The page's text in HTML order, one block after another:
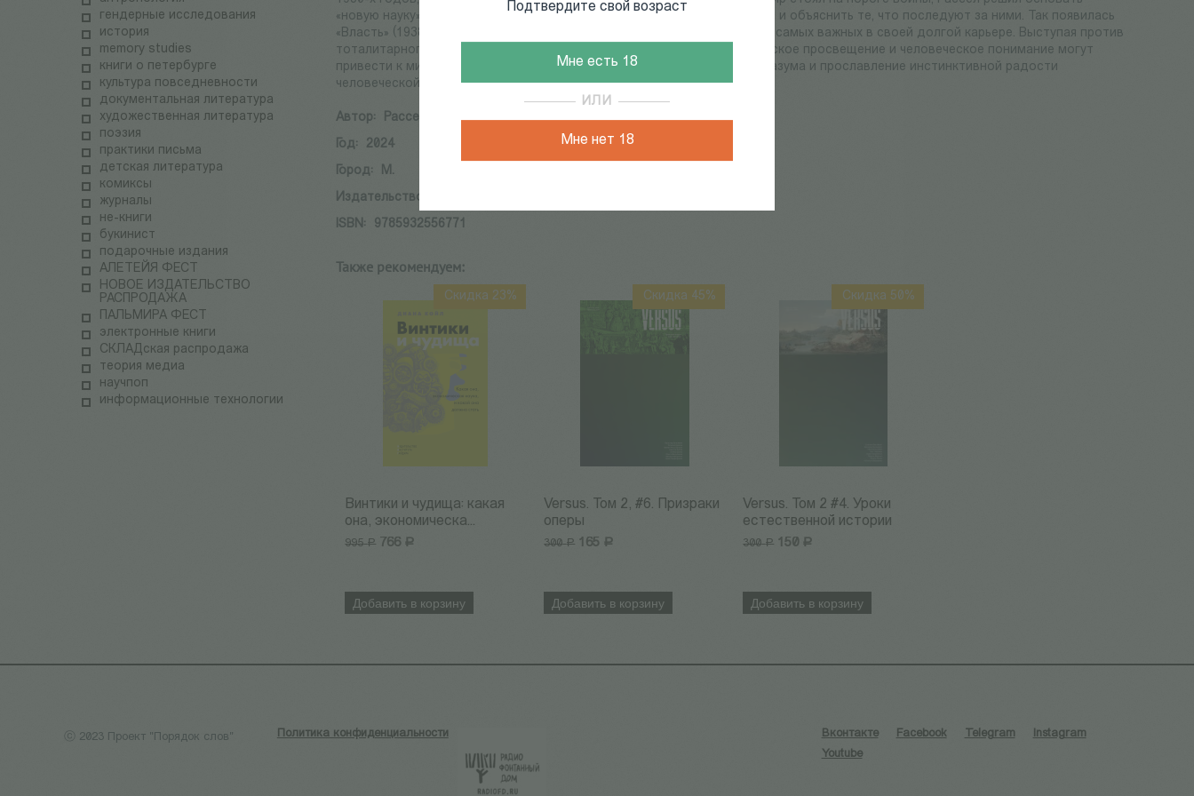
Подтвердите свой возраст
Мне есть 18
ИЛИ
Мне нет 18
гендерные исследования
история
memory studies
книги о петербурге
культура повседневности
документальная литература
художественная литература
поэзия
практики письма
детская литература
комиксы
журналы
не-книги
букинист
подарочные издания
АЛЕТЕЙЯ ФЕСТ
НОВОЕ ИЗДАТЕЛЬСТВО
РАСПРОДАЖА
ПАЛЬМИРА ФЕСТ
электронные книги
СКЛАДская распродажа
теория медиа
научпоп
информационные технологии
«новую науку», чтобы осмыслить травмирующие события того времени и объяснить те, что последуют за ними. Так появилась
«Власть» (1938), замечательная книга, которую Рассел считал одной из самых важных в своей долгой карьере. Выступая против
тоталитарного стремления к господству, он показывает, как политическое просвещение и человеческое понимание могут
привести к миру. Его книга – это страстный призыв к независимости разума и прославление инстинктивной радости
человеческой жизни.
Автор:
Рассел Б.
Год:
2024
Город:
М.
Издательство:
ISBN:
9785932556771
Также рекомендуем:
Скидка 23%
Винтики и чудища: какая
она, экономическа...
995 Р 766 Р
Добавить в корзину
Скидка 45%
Versus. Том 2, #6. Призраки
оперы
300 Р 165 Р
Добавить в корзину
Скидка 50%
Versus. Том 2 #4. Уроки
естественной истории
300 Р 150 Р
Добавить в корзину
ⓒ 2023 Проект "Порядок слов" Политика конфиденциальности Вконтакте Facebook Telegram
Instagram
Youtube